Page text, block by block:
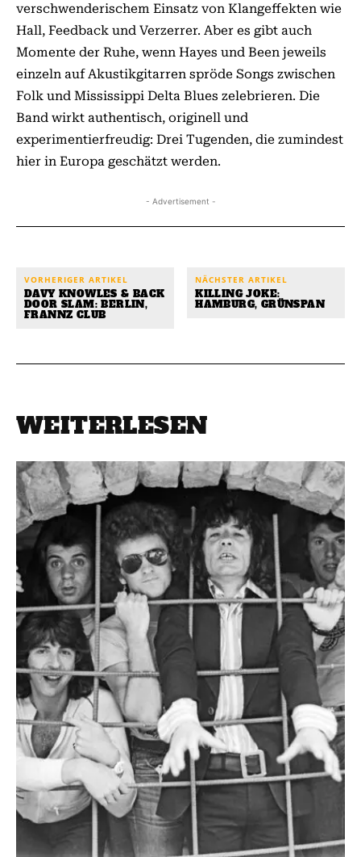
verschwenderischem Einsatz von Klangeffekten wie
Hall, Feedback und Verzerrer. Aber es gibt auch
Momente der Ruhe, wenn Hayes und Been je­weils
einzeln auf Akustikgitarren spröde Songs zwischen
Folk und Mississippi Delta Blues zelebrieren. Die
Band wirkt authentisch, originell und
experimentierfreudig: Drei Tugenden, die zumindest
hier in Europa geschätzt werden.
- Advertisement -
VORHERIGER ARTIKEL
DAVY KNOWLES & BACK
DOOR SLAM: BERLIN,
FRANNZ CLUB
NÄCHSTER ARTIKEL
KILLING JOKE:
HAMBURG, GRÜNSPAN
WEITERLESEN